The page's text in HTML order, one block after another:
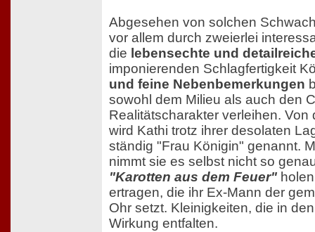
Abgesehen von solchen
vor allem durch zweierlei
die lebensechte und
imponierenden Schlagfertigkeit
und feine Nebenbemerkungen
sowohl dem Milieu als auch den
Realitätscharakter verleihen.
wird Kathi trotz ihrer desolaten
ständig "Frau Königin" genannt.
nimmt sie es selbst nicht so
"Karotten aus dem Feuer"
ertragen, die ihr Ex-Mann der
Ohr setzt. Kleinigkeiten, die in
Wirkung entfalten.